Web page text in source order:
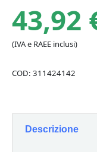
43,92
(IVA e RAEE inclusi)
COD: 311424142
Descrizione